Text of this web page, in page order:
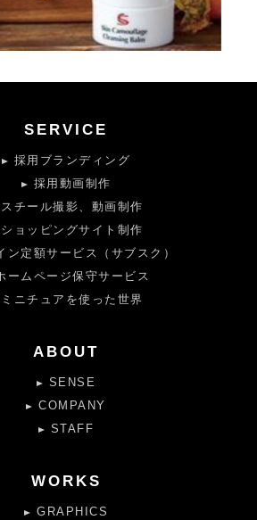
SERVICE
採用ブランディング
採用動画制作
スチール撮影、動画制作
ショッピングサイト制作
ン定額サービス（サブスク）
ームページ保守サービス
ミニチュアを使った世界
ABOUT
SENSE
COMPANY
STAFF
WORKS
GRAPHICS